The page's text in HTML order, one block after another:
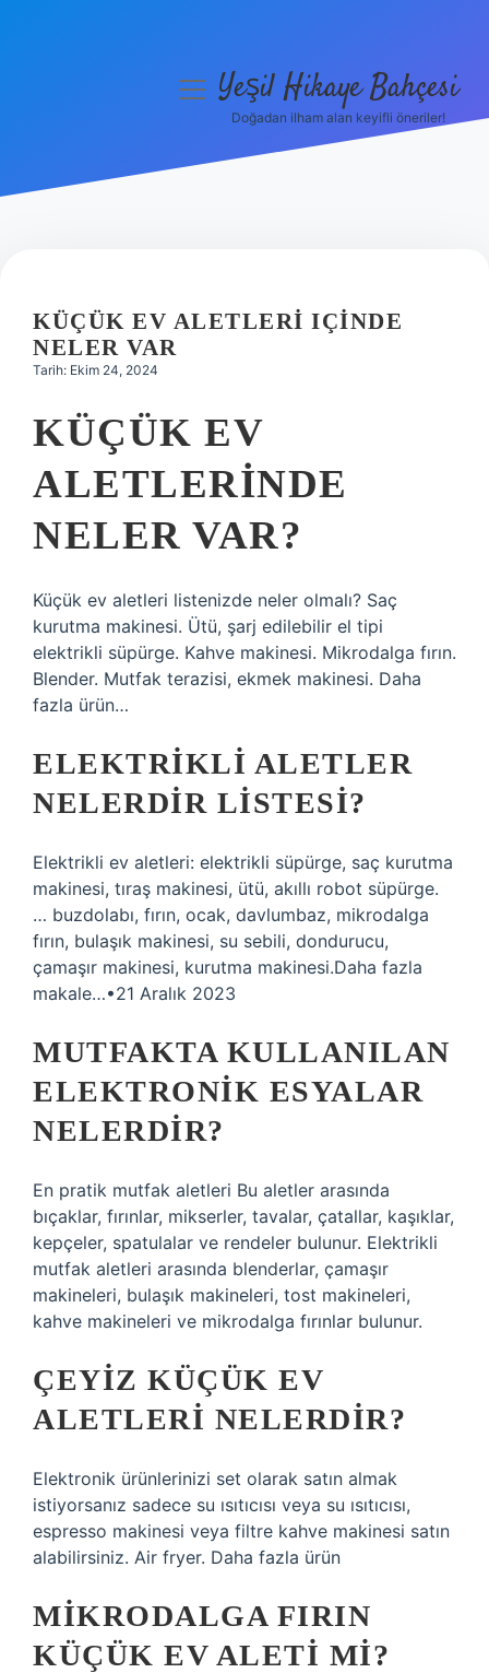
Hakkımızda
menüyüYeşil Hikaye Bahçesi
Doğadan ilham alan keyifli öneriler!
KÜÇÜK EV ALETLERI IÇINDE
NELER VAR
Tarih: Ekim 24, 2024
KÜÇÜK EV
ALETLERINDE
NELER VAR?
Küçük ev aletleri listenizde neler olmalı? Saç
kurutma makinesi. Ütü, şarj edilebilir el tipi
elektrikli süpürge. Kahve makinesi. Mikrodalga fırın.
Blender. Mutfak terazisi, ekmek makinesi. Daha
fazla ürün…
ELEKTRIKLI ALETLER
NELERDIR LISTESI?
Elektrikli ev aletleri: elektrikli süpürge, saç kurutma
makinesi, tıraş makinesi, ütü, akıllı robot süpürge.
… buzdolabı, fırın, ocak, davlumbaz, mikrodalga
fırın, bulaşık makinesi, su sebili, dondurucu,
çamaşır makinesi, kurutma makinesi.Daha fazla
makale…•21 Aralık 2023
MUTFAKTA KULLANILAN
ELEKTRONIK ESYALAR
NELERDIR?
En pratik mutfak aletleri Bu aletler arasında
bıçaklar, fırınlar, mikserler, tavalar, çatallar, kaşıklar,
kepçeler, spatulalar ve rendeler bulunur. Elektrikli
mutfak aletleri arasında blenderlar, çamaşır
makineleri, bulaşık makineleri, tost makineleri,
kahve makineleri ve mikrodalga fırınlar bulunur.
ÇEYIZ KÜÇÜK EV
ALETLERI NELERDIR?
Elektronik ürünlerinizi set olarak satın almak
istiyorsanız sadece su ısıtıcısı veya su ısıtıcısı,
espresso makinesi veya filtre kahve makinesi satın
alabilirsiniz. Air fryer. Daha fazla ürün
MIKRODALGA FIRIN
KÜÇÜK EV ALETI MI?